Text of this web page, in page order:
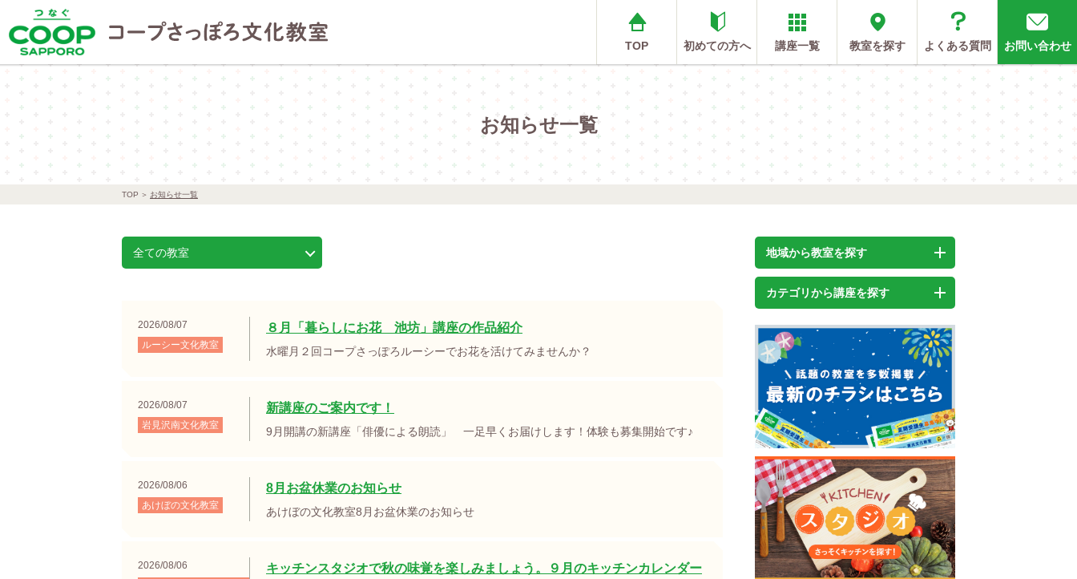
TOP 初めての方へ 講座一覧 教室を探す よくある質問 お問い合わせ
お知らせ一覧
TOP お知らせ一覧
全ての教室
2026/08/07
ルーシー文化教室
８月「暮らしにお花 池坊」講座の作品紹介
水曜月２回コープさっぽろルーシーでお花を活けてみませんか？
2026/08/07
岩見沢南文化教室
新講座のご案内です！
9月開講の新講座「俳優による朗読」 一足早くお届けします！体験も募集開始です♪
2026/08/06
あけぼの文化教室
8月お盆休業のお知らせ
あけぼの文化教室8月お盆休業のお知らせ
2026/08/06
キッチンスタジオで秋の味覚を楽しみましょう。９月のキッチンカレンダー
地域から教室を探す
カテゴリから講座を探す